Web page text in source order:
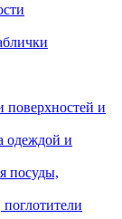
поверхностей и
одеждой и
посуды,